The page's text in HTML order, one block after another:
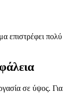
επιστρέφει πολύ
σε ύψος. Για